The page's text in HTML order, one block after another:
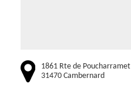
1861 Rte de Poucharramet
31470 Cambernard